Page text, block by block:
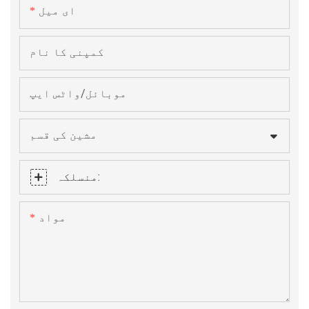
ای میل
کمپنی کا نام
موبائل/واٹس ایپ
مشین کی قسم
منسلکہ:
مواد